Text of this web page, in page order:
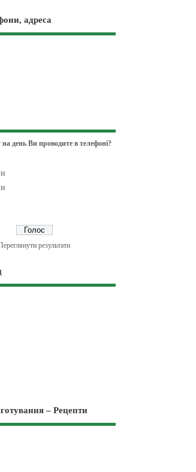
адреса
день Ви проводите в телефоні?
результати
– Рецепти